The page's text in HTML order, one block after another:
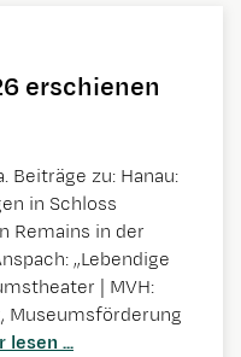
erschienen
Beiträge zu: Hanau:
in Schloss
Remains in der
„Lebendige
| MVH:
Museumsförderung
lesen ...